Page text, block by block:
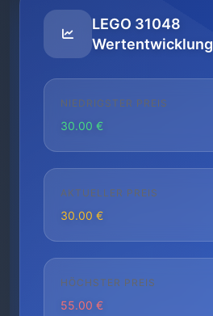
LEGO 31048
Wertentwicklung
NIEDRIGSTER PREIS
30.00 €
AKTUELLER PREIS
30.00 €
HÖCHSTER PREIS
55.00 €